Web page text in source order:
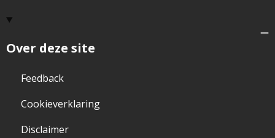
Over deze site
Feedback
Cookieverklaring
Disclaimer